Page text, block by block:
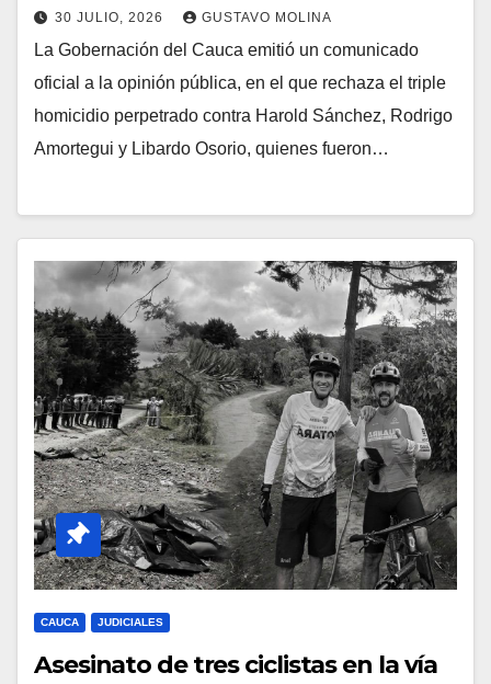
30 JULIO, 2026 GUSTAVO MOLINA
La Gobernación del Cauca emitió un comunicado
oficial a la opinión pública, en el que rechaza el triple
homicidio perpetrado contra Harold Sánchez, Rodrigo
Amortegui y Libardo Osorio, quienes fueron…
CAUCA JUDICIALES
Asesinato de tres ciclistas en la vía